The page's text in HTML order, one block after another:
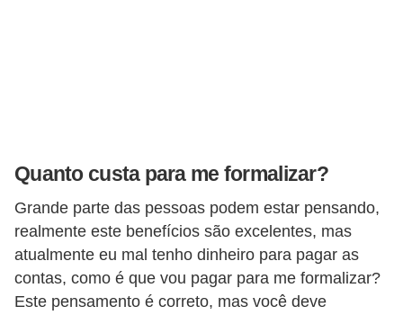
Quanto custa para me formalizar?
Grande parte das pessoas podem estar pensando,
realmente este benefícios são excelentes, mas
atualmente eu mal tenho dinheiro para pagar as
contas, como é que vou pagar para me formalizar?
Este pensamento é correto, mas você deve
d
a
d
e
F